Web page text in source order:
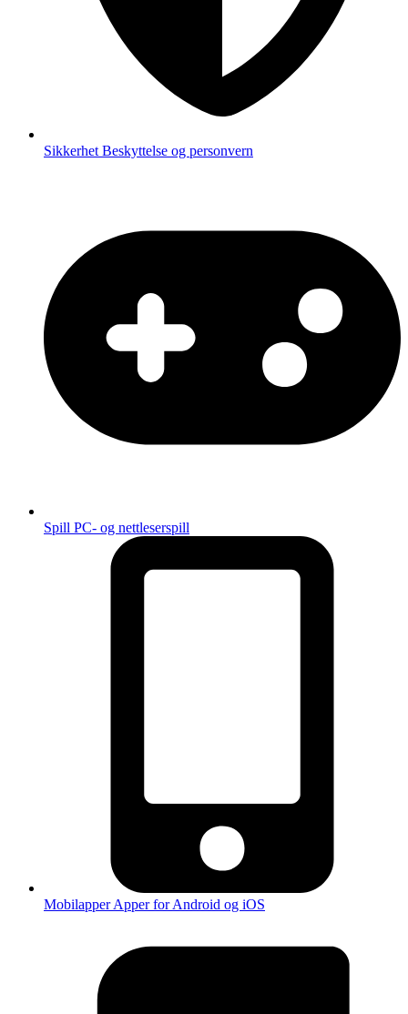
Sikkerhet Beskyttelse og personvern
Spill PC- og nettleserspill
MobilapperApper for Android og iOS